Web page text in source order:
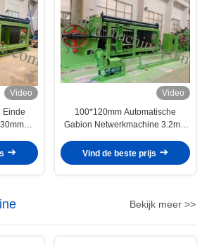
Video
Einde
Video
100*120mm Automatische
Gabion Netwerkmachine 3.2mm
Vind de beste prijs
Bekijk meer >>